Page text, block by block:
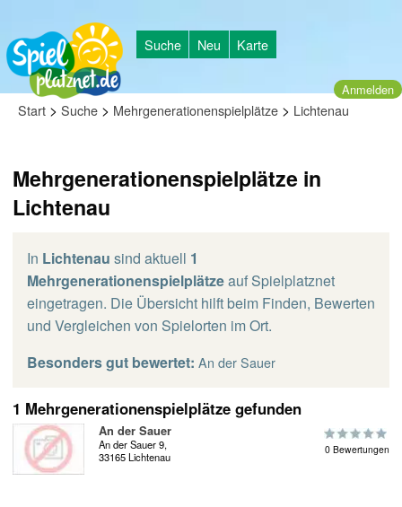
Suche Neu Karte
Anmelden
Start > Suche > Mehrgenerationenspielplätze > Lichtenau
Mehrgenerationenspielplätze in
Lichtenau
In Lichtenau sind aktuell 1
Mehrgenerationenspielplätzeauf Spielplatznet
eingetragen. Die Übersicht hilft beim Finden, Bewerten
und Vergleichen von Spielorten im Ort.
Besonders gut bewertet: An der Sauer
1 Mehrgenerationenspielplätze gefunden
An der Sauer
An der Sauer 9,
33165 Lichtenau
0 Bewertungen